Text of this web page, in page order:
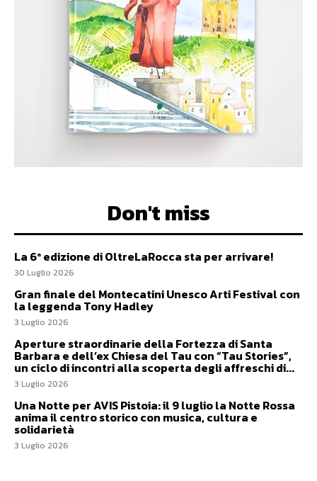
Don't miss
La 6ª edizione di OltreLaRocca sta per arrivare!
30 Luglio 2026
Gran finale del Montecatini Unesco Arti Festival con
la leggenda Tony Hadley
3 Luglio 2026
Aperture straordinarie della Fortezza di Santa
Barbara e dell’ex Chiesa del Tau con “Tau Stories”,
un ciclo di incontri alla scoperta degli affreschi di...
3 Luglio 2026
Una Notte per AVIS Pistoia: il 9 luglio la Notte Rossa
anima il centro storico con musica, cultura e
solidarietà
3 Luglio 2026